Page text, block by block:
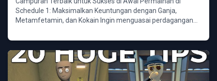
Schedule 1: Maksimalkan Keuntungan dengan Ganja,
Metamfetamin, dan Kokain Ingin menguasai perdagangan